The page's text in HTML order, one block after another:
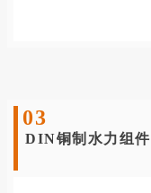
03
DIN铜制水力组件